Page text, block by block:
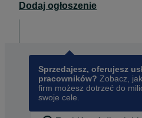
Dodaj ogłoszenie
Sprzedajesz, oferujesz
pracowników? Zobacz,
firm możesz dotrzeć do
swoje cele.